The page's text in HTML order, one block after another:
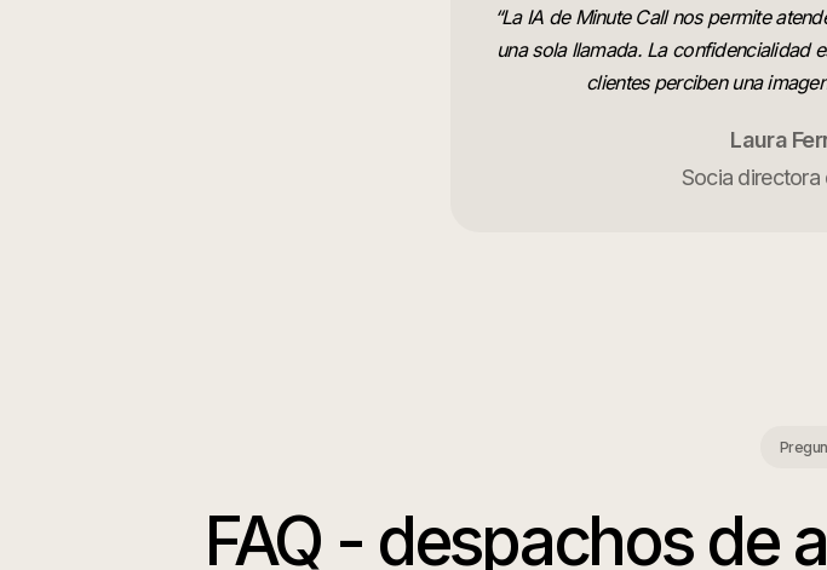
“La IA de Minute Call nos permite
una sola llamada. La confidencialidad
clientes perciben una
Laura
Socia
FAQ - despachos de